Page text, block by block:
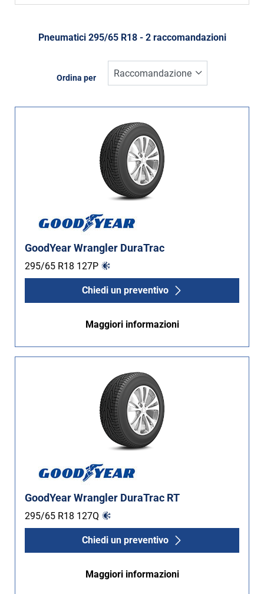
Tipo di pneumatico
Inverno (0)
4X4 (2)
Furgone (0)
Camper (0)
Run flat
Runflat (0)
Non Run flat (2)
Pneumatici ‎295/65 R18 - 2 raccomandazioni
Ordina per
GoodYear Wrangler DuraTrac
295/65 R18 127P
Chiedi un preventivo
Maggiori informazioni
GoodYear Wrangler DuraTrac RT
295/65 R18 127Q
Chiedi un preventivo
Maggiori informazioni